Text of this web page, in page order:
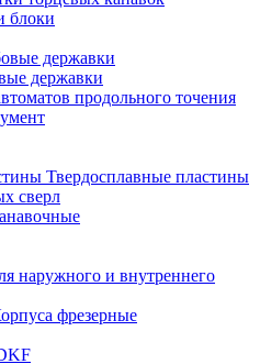
блоки
державки
державки
продольного точения
Твердосплавные пластины
сверл
наружного и внутреннего
фрезерные